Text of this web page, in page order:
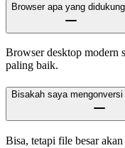
Browser apa yang
Browser desktop modern
paling baik.
Bisakah saya
Bisa, tetapi file besar